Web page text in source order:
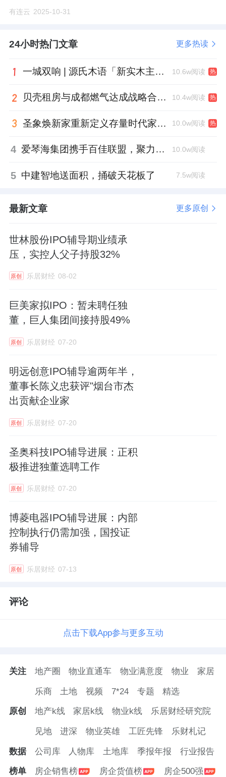
有连云 2025-10-31
24小时热门文章 更多热读
一城双响 | 源氏木语「新实木主义——黑标生活提案」发布会落地天津，黑标旗舰店盛大启幕 10.6w阅读 热
贝壳租房与成都燃气达成战略合作 打通安全巡检“最后一米” 10.4w阅读 热
圣象焕新家重新定义存量时代家居升级逻辑，筑牢说换就换的底气！ 10.0w阅读 热
4 爱琴海集团携手百佳联盟，聚力共拓存量商业新赛道 10.0w阅读
5 中建智地送面积，捅破天花板了 7.5w阅读
最新文章 更多原创
世林股份IPO辅导期业绩承
压，实控人父子持股32%
原创 乐居财经 08-02
巨美家拟IPO：暂未聘任独
董，巨人集团间接持股49%
原创 乐居财经 07-20
明远创意IPO辅导逾两年半，
董事长陈义忠获评"烟台市杰
出贡献企业家
原创 乐居财经 07-20
圣奥科技IPO辅导进展：正积
极推进独董选聘工作
原创 乐居财经 07-20
博菱电器IPO辅导进展：内部
控制执行仍需加强，国投证
券辅导
原创 乐居财经 07-13
评论
点击下载App参与更多互动
关注 地产圈 物业直通车 物业满意度 物业 家居
乐商 土地 视频 7*24 专题 精选
原创 地产k线 家居k线 物业k线 乐居财经研究院
见地 进深 物业英雄 工匠先锋 乐财札记
数据 公司库 人物库 土地库 季报年报 行业报告
榜单 房企销售榜 房企货值榜 房企500强